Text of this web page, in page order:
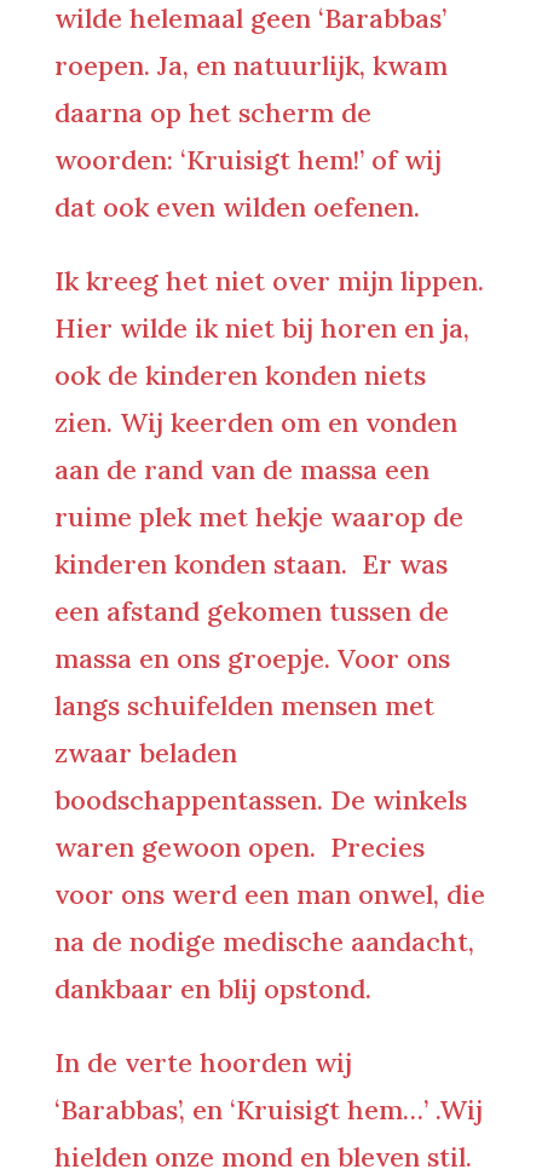
wilde helemaal geen ‘Barabbas’
roepen. Ja, en natuurlijk, kwam
daarna op het scherm de
woorden: ‘Kruisigt hem!’ of wij
dat ook even wilden oefenen.
Ik kreeg het niet over mijn lippen.
Hier wilde ik niet bij horen en ja,
ook de kinderen konden niets
zien. Wij keerden om en vonden
aan de rand van de massa een
ruime plek met hekje waarop de
kinderen konden staan. Er was
een afstand gekomen tussen de
massa en ons groepje. Voor ons
langs schuifelden mensen met
zwaar beladen
boodschappentassen. De winkels
waren gewoon open. Precies
voor ons werd een man onwel, die
na de nodige medische aandacht,
dankbaar en blij opstond.
In de verte hoorden wij
‘Barabbas’, en ‘Kruisigt hem…’ .Wij
hielden onze mond en bleven stil.